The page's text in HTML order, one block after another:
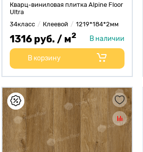
Кварц-виниловая плитка Alpine Floor
Ultra
34класс
Клеевой 1219*184*2мм
1316 руб. / м2 В наличии
В корзину